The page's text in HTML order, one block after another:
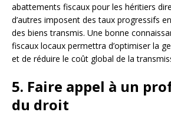
abattements fiscaux pour les héritiers
d’autres imposent des taux progressifs
des biens transmis. Une bonne
fiscaux locaux permettra d’optimiser la
et de réduire le coût global de la
5. Faire appel à un
du droit